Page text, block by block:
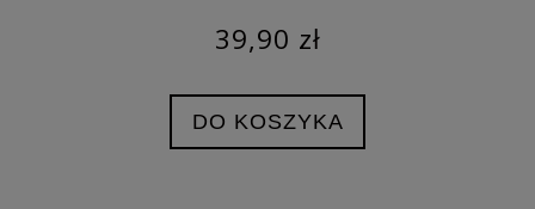
39,90 zł
DO KOSZYKA